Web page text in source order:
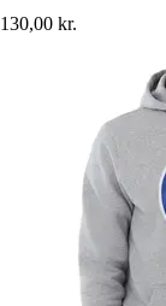
130,00 kr.